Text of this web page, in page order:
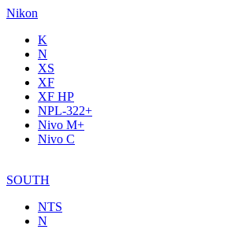
Nikon
K
N
XS
XF
XF НР
NPL-322+
Nivo M+
Nivo C
SOUTH
NTS
N